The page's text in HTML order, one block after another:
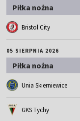
Piłka nożna
Bristol City
05 SIERPNIA 2026
Piłka nożna
Unia Skierniewice
GKS Tychy